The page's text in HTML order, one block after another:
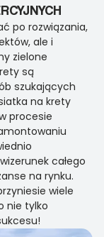
po rozwiązania,
ale i
zielone
są
szukających
na krety
procesie
całego
na rynku.
wiele
nie tylko